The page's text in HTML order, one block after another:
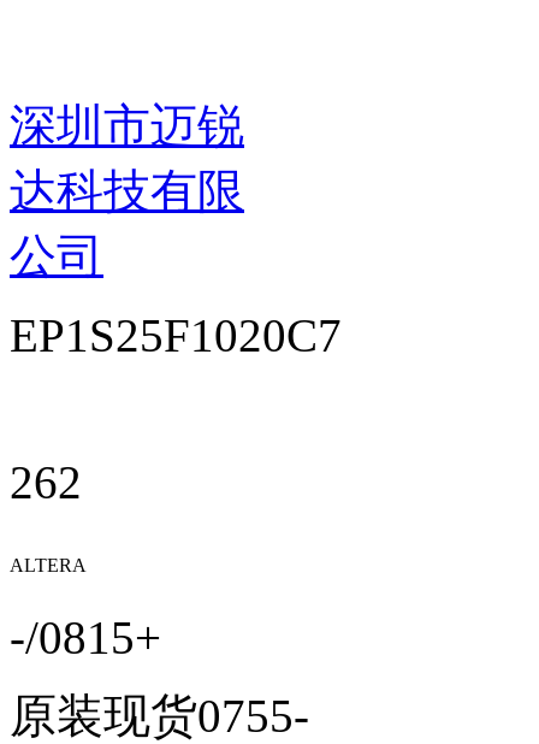
深圳市迈锐
达科技有限
公司
EP1S25F1020C7
262
ALTERA
-/0815+
原装现货0755-